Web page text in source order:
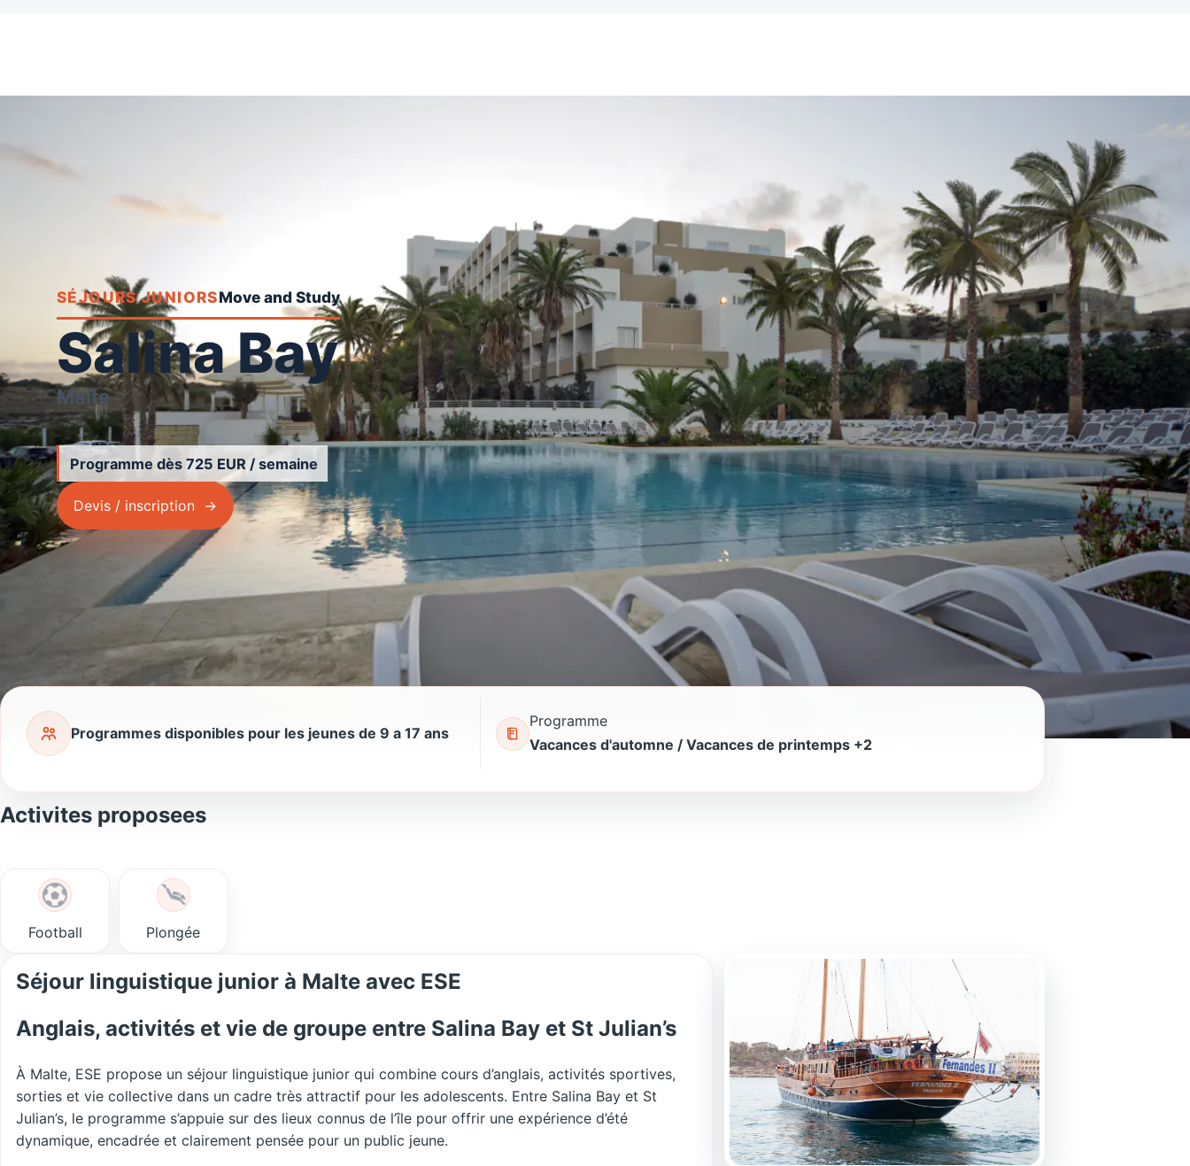
SÉJOURS JUNIORS
Salina Bay
Malte
Programme dès 725 EUR / semaine
Devis / inscription
Programmes disponibles pour les jeunes de 9 a 17 ans
Programme
Vacances d'automne / Vacances de printemps +2
Activites proposees
Football Plongée
Séjour linguistique junior à Malte avec ESE
Anglais, activités et vie de groupe entre Salina Bay et St Julian’s
À Malte, ESE propose un séjour linguistique junior qui combine cours d’anglais, activités sportives,
sorties et vie collective dans un cadre très attractif pour les adolescents. Entre Salina Bay et St
Julian’s, le programme s’appuie sur des lieux connus de l’île pour offrir une expérience d’été
dynamique, encadrée et clairement pensée pour un public jeune.